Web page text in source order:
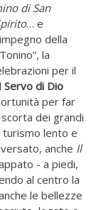
di San
… e
della
la
per il
Servo di Dio
per far
dei grandi
turismo lento e
anche Il
- a piedi,
al centro la
le bellezze